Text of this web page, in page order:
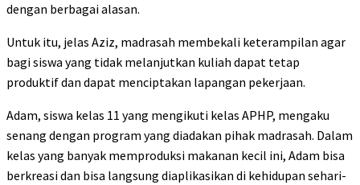
dengan berbagai alasan.
Untuk itu, jelas Aziz, madrasah membekali keterampilan agar
bagi siswa yang tidak melanjutkan kuliah dapat tetap
produktif dan dapat menciptakan lapangan pekerjaan.
Adam, siswa kelas 11 yang mengikuti kelas APHP, mengaku
senang dengan program yang diadakan pihak madrasah. Dalam
kelas yang banyak memproduksi makanan kecil ini, Adam bisa
berkreasi dan bisa langsung diaplikasikan di kehidupan sehari-